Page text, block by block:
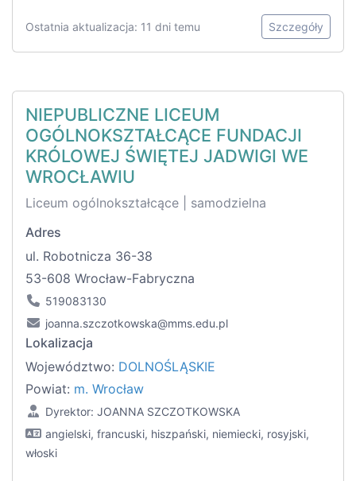
Ostatnia aktualizacja: 11 dni temu Szczegóły
NIEPUBLICZNE LICEUM
OGÓLNOKSZTAŁCĄCE FUNDACJI
KRÓLOWEJ ŚWIĘTEJ JADWIGI WE
WROCŁAWIU
Liceum ogólnokształcące | samodzielna
Adres
ul. Robotnicza 36-38
53-608 Wrocław-Fabryczna
519083130
joanna.szczotkowska@mms.edu.pl
Lokalizacja
Województwo: DOLNOŚLĄSKIE
Powiat: m. Wrocław
Dyrektor: JOANNA SZCZOTKOWSKA
angielski, francuski, hiszpański, niemiecki, rosyjski,
włoski